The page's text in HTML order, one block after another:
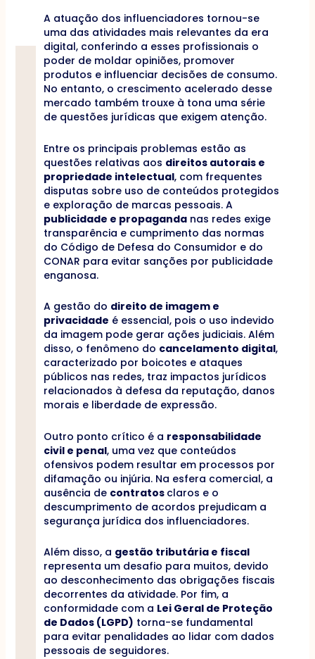
A atuação dos influenciadores tornou-se
uma das atividades mais relevantes da era
digital, conferindo a esses profissionais o
poder de moldar opiniões, promover
produtos e influenciar decisões de consumo.
No entanto, o crescimento acelerado desse
mercado também trouxe à tona uma série
de questões jurídicas que exigem atenção.
Entre os principais problemas estão as
questões relativas aos direitos autorais e
propriedade intelectual, com frequentes
disputas sobre uso de conteúdos protegidos
e exploração de marcas pessoais. A
publicidade e propagandanas redes exige
transparência e cumprimento das normas
do Código de Defesa do Consumidor e do
CONAR para evitar sanções por publicidade
enganosa.
A gestão do direito de imagem e
privacidade é essencial, pois o uso indevido
da imagem pode gerar ações judiciais. Além
disso, o fenômeno do cancelamento digital,
caracterizado por boicotes e ataques
públicos nas redes, traz impactos jurídicos
relacionados à defesa da reputação, danos
morais e liberdade de expressão.
Outro ponto crítico é a responsabilidade
civil e penal, uma vez que conteúdos
ofensivos podem resultar em processos por
difamação ou injúria. Na esfera comercial, a
ausência de contratos claros e o
descumprimento de acordos prejudicam a
segurança jurídica dos influenciadores.
Além disso, a gestão tributária e fiscal
representa um desafio para muitos, devido
ao desconhecimento das obrigações fiscais
decorrentes da atividade. Por fim, a
conformidade com a Lei Geral de Proteção
de Dados (LGPD) torna-se fundamental
para evitar penalidades ao lidar com dados
pessoais de seguidores.